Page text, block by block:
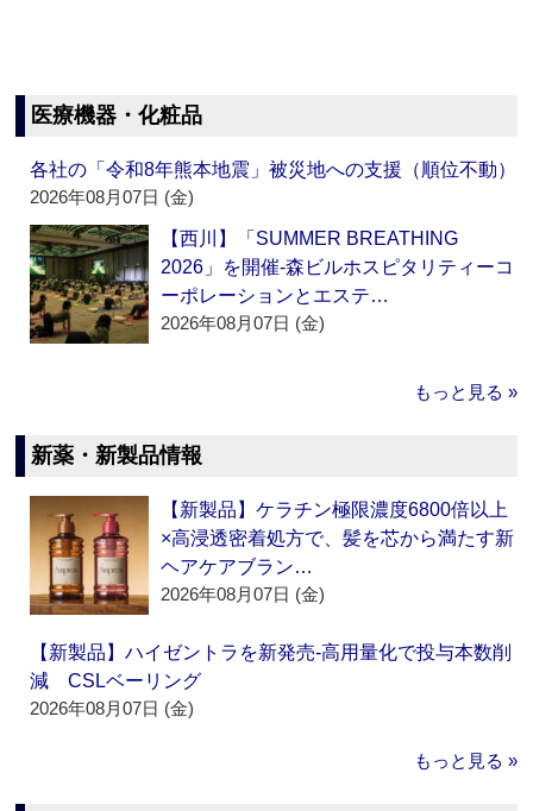
医療機器・化粧品
各社の「令和8年熊本地震」被災地への支援（順位不動）
2026年08月07日 (金)
【西川】「SUMMER BREATHING
2026」を開催‐森ビルホスピタリティーコ
ーポレーションとエステ…
2026年08月07日 (金)
もっと見る »
新薬・新製品情報
【新製品】ケラチン極限濃度6800倍以上
×高浸透密着処方で、髪を芯から満たす新
ヘアケアブラン…
2026年08月07日 (金)
【新製品】ハイゼントラを新発売‐高用量化で投与本数削
減 CSLベーリング
2026年08月07日 (金)
もっと見る »